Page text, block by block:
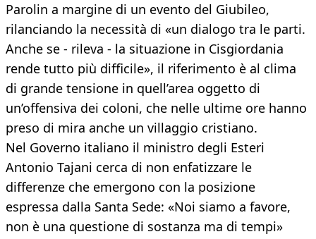
Parolin a margine di un evento del Giubileo,
rilanciando la necessità di «un dialogo tra le parti.
Anche se - rileva - la situazione in Cisgiordania
rende tutto più difficile», il riferimento è al clima
di grande tensione in quell’area oggetto di
un’offensiva dei coloni, che nelle ultime ore hanno
preso di mira anche un villaggio cristiano.
Nel Governo italiano il ministro degli Esteri
Antonio Tajani cerca di non enfatizzare le
differenze che emergono con la posizione
espressa dalla Santa Sede: «Noi siamo a favore,
non è una questione di sostanza ma di tempi»